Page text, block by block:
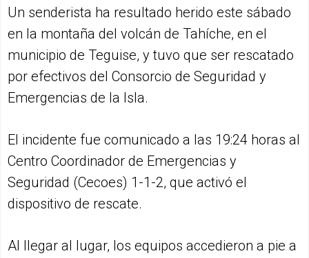
Un senderista ha resultado herido este sábado
en la montaña del volcán de Tahíche, en el
municipio de Teguise, y tuvo que ser rescatado
por efectivos del Consorcio de Seguridad y
Emergencias de la Isla.
El incidente fue comunicado a las 19:24 horas al
Centro Coordinador de Emergencias y
Seguridad (Cecoes) 1-1-2, que activó el
dispositivo de rescate.
Al llegar al lugar, los equipos accedieron a pie a